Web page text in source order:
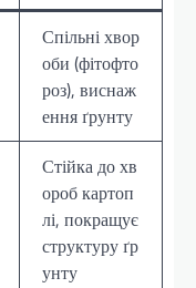
Спільні хвор
оби (фітофто
роз), виснаж
ення ґрунту
Стійка до хв
ороб картоп
лі, покращує
структуру ґр
унту